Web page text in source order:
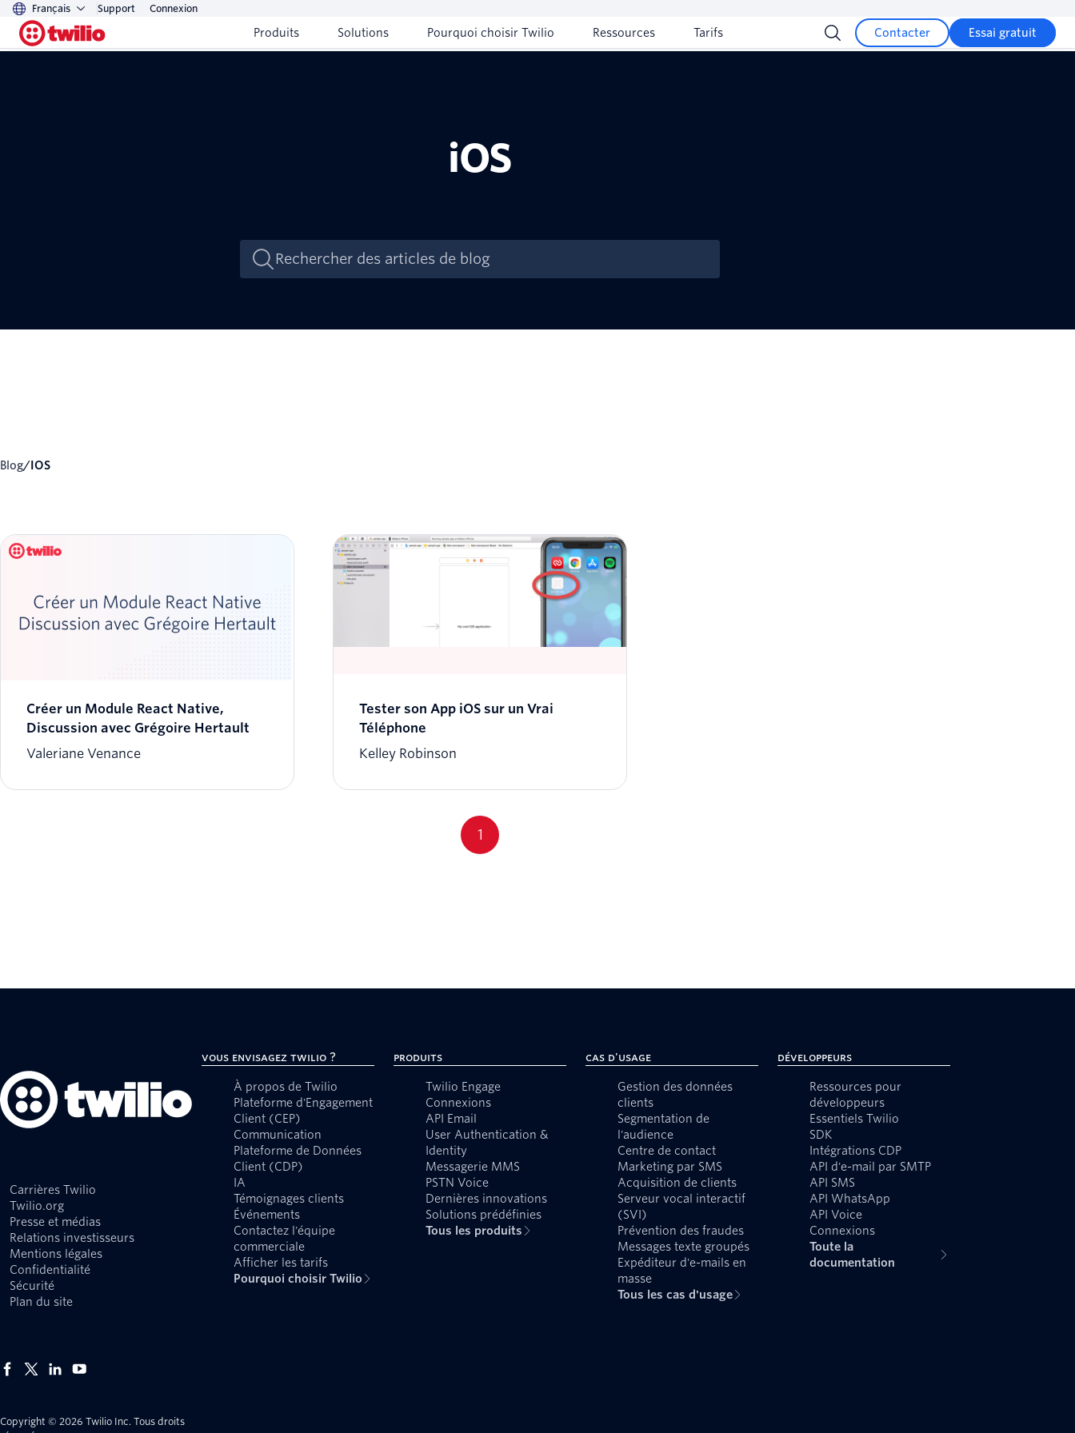
Français Support Connexion
Produits Solutions Pourquoi choisir Twilio Ressources Tarifs Contacter Essai gratuit
iOS
Blog/ iOS
Créer un Module React Native,
Discussion avec Grégoire Hertault
Valeriane Venance
Tester son App iOS sur un Vrai
Téléphone
Kelley Robinson
1
Carrières Twilio
Twilio.org
Presse et médias
Relations investisseurs
Mentions légales
Confidentialité
Sécurité
Plan du site
Copyright © 2026 Twilio Inc. Tous droits
Vous envisagez Twilio ?
À propos de Twilio
Plateforme d'Engagement
Client (CEP)
Communication
Plateforme de Données
Client (CDP)
IA
Témoignages clients
Événements
Contactez l'équipe
commerciale
Afficher les tarifs
Pourquoi choisir Twilio
Produits
Twilio Engage
Connexions
API Email
User Authentication &
Identity
Messagerie MMS
PSTN Voice
Dernières innovations
Solutions prédéfinies
Tous les produits
Cas d'usage
Gestion des données
clients
Segmentation de
l'audience
Centre de contact
Marketing par SMS
Acquisition de clients
Serveur vocal interactif
(SVI)
Prévention des fraudes
Messages texte groupés
Expéditeur d'e-mails en
masse
Tous les cas d'usage
Développeurs
Ressources pour
développeurs
Essentiels Twilio
SDK
Intégrations CDP
API d'e-mail par SMTP
API SMS
API WhatsApp
API Voice
Connexions
Toute la
documentation